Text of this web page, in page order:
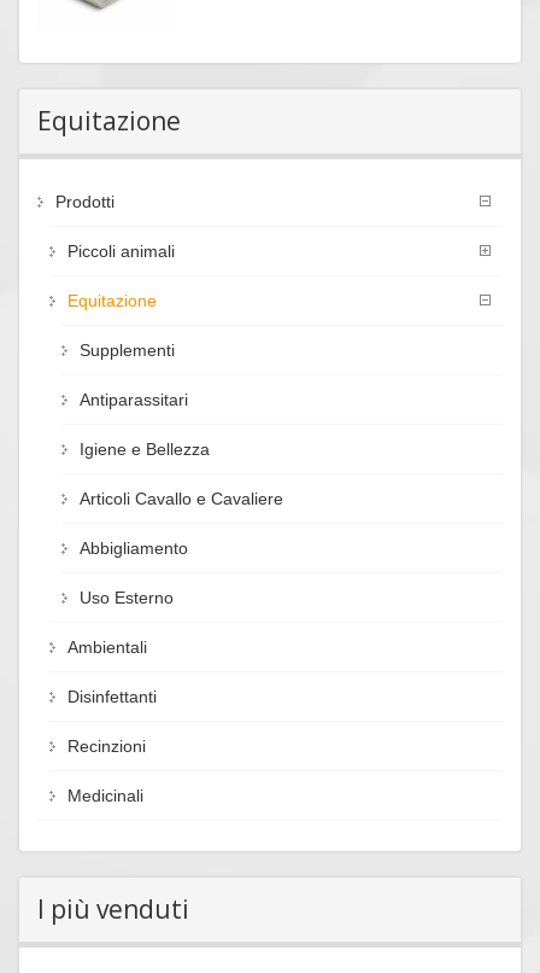
Equitazione
Prodotti
Piccoli animali
Equitazione
Supplementi
Antiparassitari
Igiene e Bellezza
Articoli Cavallo e Cavaliere
Abbigliamento
Uso Esterno
Ambientali
Disinfettanti
Recinzioni
Medicinali
I più venduti